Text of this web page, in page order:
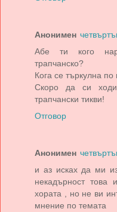
Анонимен
Абе ти кого
трапчанско?
Кога се търкулна по
Скоро да си
трапчански тикви!
Отговор
Анонимен
и аз исках да ми
некадърност това
хората , но не ви
мнение по темата